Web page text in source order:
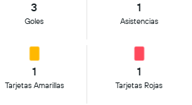
3
Goles
1
Asistencias
1
Tarjetas Amarillas
1
Tarjetas Rojas